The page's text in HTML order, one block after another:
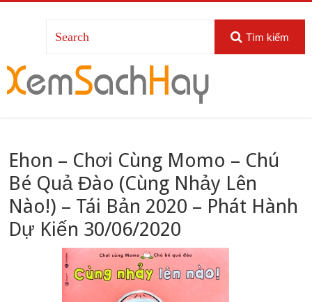
Tìm kiếm
Ehon – Chơi Cùng Momo – Chú
Bé Quả Đào (Cùng Nhảy Lên
Nào!) – Tái Bản 2020 – Phát Hành
Dự Kiến 30/06/2020